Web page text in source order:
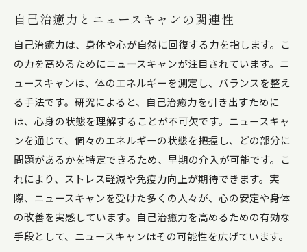
心身の変化
心身の調和をもたらすニュースキャンの力
ニュースキャンを活用した健康増進法
自己治癒力の向上がもたらす生活の変化
健康を維持するためのニュースキャンの利点
ニュースキャンと他の健康法との比較
ニュースキャンがもたらす自己治癒力の新たなアプ
ローチとは
最新技術としてのニュースキャンの位置づけ
従来の療法との違いとその優位性
自己治癒力とニュースキャンの関連性
自己治癒力は、身体や心が自然に回復する力を指します。こ
の力を高めるためにニュースキャンが注目されています。ニ
ュースキャンは、体のエネルギーを測定し、バランスを整え
る手法です。研究によると、自己治癒力を引き出すために
は、心身の状態を理解することが不可欠です。ニュースキャ
ンを通じて、個々のエネルギーの状態を把握し、どの部分に
問題があるかを特定できるため、早期の介入が可能です。こ
れにより、ストレス軽減や免疫力向上が期待できます。実
際、ニュースキャンを受けた多くの人々が、心の安定や身体
の改善を実感しています。自己治癒力を高めるための有効な
手段として、ニュースキャンはその可能性を広げています。